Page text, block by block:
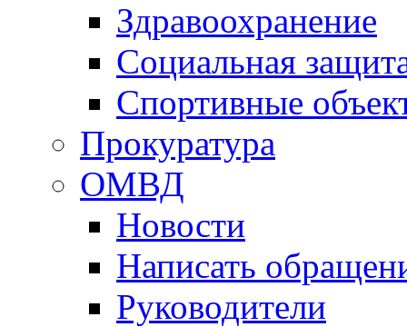
Здравоохранение
Социальная
Спортивные
Прокуратура
ОМВД
Новости
Написать
Руководители